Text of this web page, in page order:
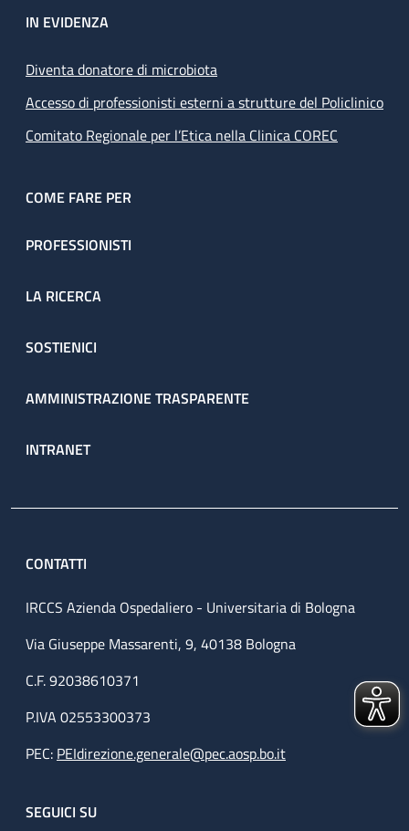
IN EVIDENZA
Diventa donatore di microbiota
Accesso di professionisti esterni a strutture del Policlinico
Comitato Regionale per l’Etica nella Clinica COREC
COME FARE PER
PROFESSIONISTI
LA RICERCA
SOSTIENICI
AMMINISTRAZIONE TRASPARENTE
INTRANET
CONTATTI
IRCCS Azienda Ospedaliero - Universitaria di Bologna
Via Giuseppe Massarenti, 9, 40138 Bologna
C.F. 92038610371
P.IVA 02553300373
PEC: PEIdirezione.generale@pec.aosp.bo.it
SEGUICI SU